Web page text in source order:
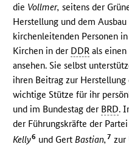
die Vollmer, seitens der
Herstellung und dem
kirchenleitenden Personen
Kirchen in der DDR als
ansehen. Sie selbst
ihren Beitrag zur Herstellung
wichtige Stütze für ihr
und im Bundestag der BRD.
der Führungskräfte der
Kelly6 und Gert Bastian, 7 zur